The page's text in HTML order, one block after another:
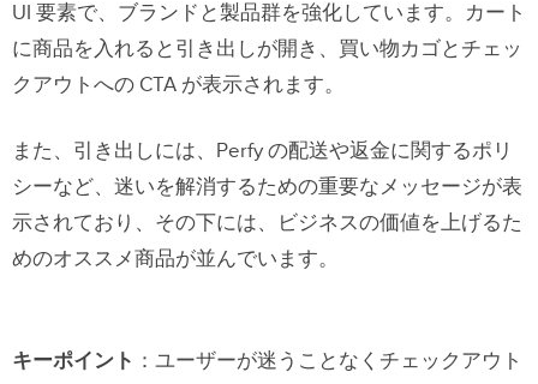
UI 要素で、ブランドと製品群を強化しています。カート
に商品を入れると引き出しが開き、買い物カゴとチェッ
クアウトへの CTA が表示されます。
また、引き出しには、Perfy の配送や返金に関するポリ
シーなど、迷いを解消するための重要なメッセージが表
示されており、その下には、ビジネスの価値を上げるた
めのオススメ商品が並んでいます。
キーポイント ：ユーザーが迷うことなくチェックアウト